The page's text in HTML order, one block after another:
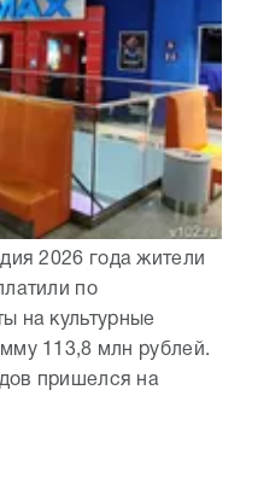
2026 года жители
по
на культурные
113,8 млн рублей.
пришелся на